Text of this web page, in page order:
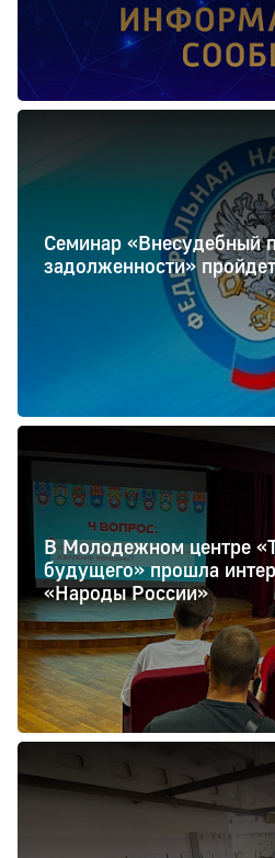
Семинар «Внесудебный
задолженности»
В Молодежном центре
будущего» прошла
«Народы России»